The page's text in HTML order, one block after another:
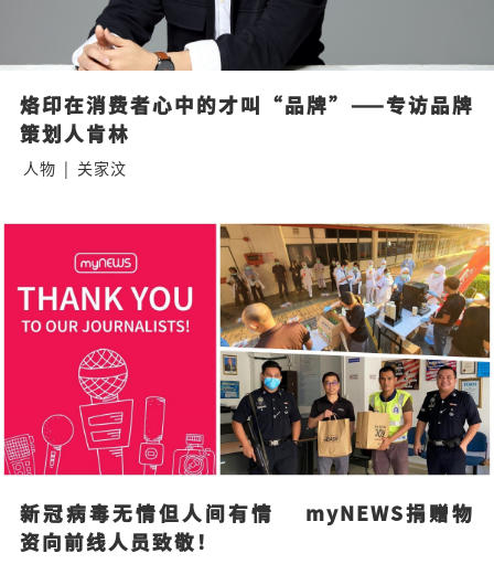
烙印在消费者心中的才叫“品牌”——专访品牌
策划人肯林
人物 | 关家汶
新冠病毒无情但人间有情    myNEWS捐赠物
资向前线人员致敬！